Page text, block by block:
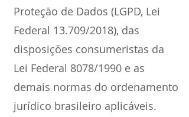
Proteção de Dados (LGPD, Lei
Federal 13.709/2018), das
disposições consumeristas da
Lei Federal 8078/1990 e as
demais normas do ordenamento
jurídico brasileiro aplicáveis.